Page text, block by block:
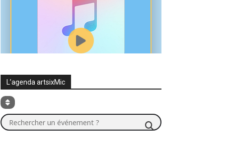
L’agenda artsixMic
Rechercher un événement ?